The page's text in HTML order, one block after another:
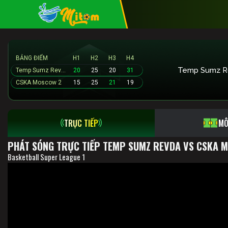
BẢNG ĐIỂM H1 H2 H3
H4
Temp Sumz Revda
20 25 20
31
CSKA Moscow 2
15 25 21 19
Temp Sumz
TRỰC TIẾP
PHÁT SÓNG TRỰC TIẾP TEMP SUMZ REVDA VS
Basketball Super League 1